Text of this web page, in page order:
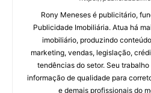
Rony Meneses é publicitário,
Publicidade Imobiliária. Atua há
imobiliário, produzindo
marketing, vendas, legislação,
tendências do setor. Seu
informação de qualidade para
e demais profissionais do